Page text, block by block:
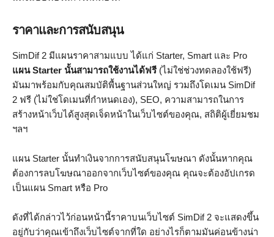
ราคาและการสนับสนุน
SimDif 2 มีแผนราคาสามแบบ ได้แก่ Starter, Smart และ Pro
แผน Starter นั้นสามารถใช้งานได้ฟรี(ไม่ใช่ช่วงทดลองใช้ฟรี)
มันมาพร้อมกับคุณสมบัติพื้นฐานส่วนใหญ่ รวมถึงโดเมน SimDif
2 ฟรี (ไม่ใช่โดเมนที่กำหนดเอง), SEO, ความสามารถในการ
สร้างหน้าเว็บได้สูงสุดเจ็ดหน้าในเว็บไซต์ของคุณ, สถิติผู้เยี่ยมชม
ฯลฯ
แผน Starter นั้นทำเงินจากการสนับสนุนโฆษณา ดังนั้นหากคุณ
ต้องการลบโฆษณาออกจากเว็บไซต์ของคุณ คุณจะต้องอัปเกรด
เป็นแผน Smart หรือ Pro
ดังที่ได้กล่าวไว้ก่อนหน้านี้ราคาบนเว็บไซต์ SimDif 2 จะแสดงขึ้น
อยู่กับว่าคุณเข้าถึงเว็บไซต์จากที่ใด อย่างไรก็ตามมันค่อนข้างน่า